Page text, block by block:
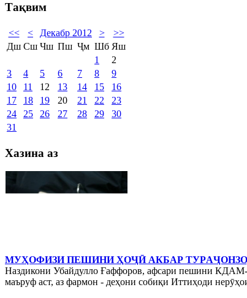
Тақвим
<< < Декабр 2012 >
>>
Дш Сш Чш Пш Ҷм Шб Яш
1
2
3
4 5 6 7 8
9
10
11 12 13 14 15
16
17
18 19 20 21 22
23
24
25 26 27 28 29
30
31
Хазина аз
МУҲОФИЗИ ПЕШИНИ ҲОҶӢ АКБАР
Наздикони Убайдулло Ғаффоров, афсари пешини КДАМ-
маъруф аст, аз фармон - деҳони собиқи Иттиҳоди